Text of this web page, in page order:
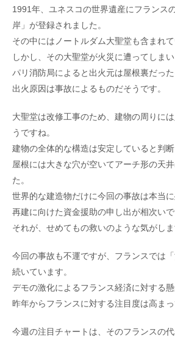
1991年、ユネスコの世界遺産にフランス
岸」が登録されました。
その中にはノートルダム大聖堂も含まれて
しかし、その大聖堂が火災に遭ってしまい
パリ消防局によると出火元は屋根裏だった
出火原因は事故によるものだそうです。
大聖堂は改修工事のため、建物の周りに
うですね。
建物の全体的な構造は安定していると判断
屋根には大きな穴が空いてアーチ形の天
た。
世界的な建造物だけに今回の事故は本当に
再建に向けた資金援助の申し出が相次い
それが、せめてもの救いのような気がしま
今回の事故も不運ですが、フランスでは
続いています。
デモの激化によるフランス経済に対する
昨年からフランスに対する注目度は高まっ
今週の注目チャートは、そのフランスの